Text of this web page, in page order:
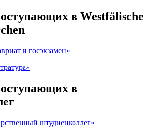
в Westfälische
и госэкзамен»
в
штудиенколлег»